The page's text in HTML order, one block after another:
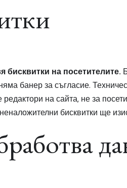
бисквитки на посетителите.
банер за съгласие.
на сайта, не за
бисквитки ще